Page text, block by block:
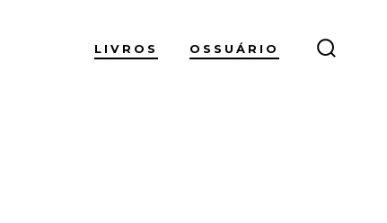
LIVROS OSSUÁRIO